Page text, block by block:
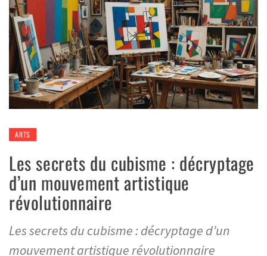
ARTS
Les secrets du cubisme : décryptage
d’un mouvement artistique
révolutionnaire
Les secrets du cubisme : décryptage d’un
mouvement artistique révolutionnaire